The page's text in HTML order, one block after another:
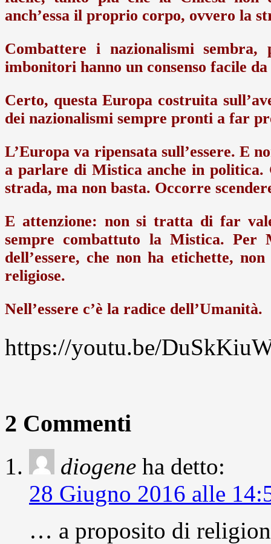
anch’essa il proprio corpo, ovvero la
Combattere i nazionalismi sembra,
imbonitori hanno un consenso facile
Certo, questa Europa costruita
dei nazionalismi sempre pronti a far
L’Europa va ripensata sull’essere. E
a parlare di Mistica anche in
strada, ma non basta. Occorre
E attenzione: non si tratta di far
sempre combattuto la Mistica. Per
dell’essere, che non ha etichette,
religiose.
Nell’essere c’è la radice dell’Umanità.
https://youtu.be/
2 Commenti
diogene ha detto:
28 Giugno 2016 alle
… a proposito di